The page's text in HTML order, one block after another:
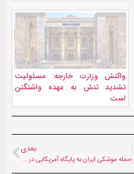
واکنش وزارت خارجه: مسئولیت
تشدید تنش به عهده واشنگتن
است
بعدی
حمله موشکی ایران به پایگاه آمریکایی در کویت؛ چند نظامی زخمی و دو پهپاد آسیب دیدند